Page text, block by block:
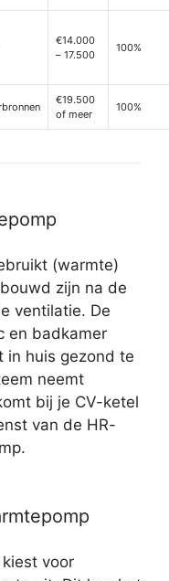
€14.000
– 17.500
100%
€19.500
of meer
100%
(warmte)
zijn na de
ventilatie. De
en badkamer
in huis gezond te
neemt
bij je CV-ketel
van de HR-
voor